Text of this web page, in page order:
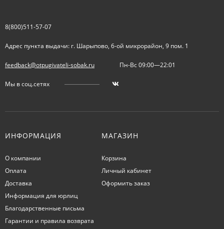
8(800)511-57-07
Адрес пункта выдачи: г. Шарыпово, 6-ой микрорайон, 9 пом. 1
feedback@otpugivateli-sobak.ru Пн-Вс 09:00—22:01
Мы в соц.сетях
ИНФОРМАЦИЯ
О компании
Оплата
Доставка
Информация для юрлиц
Благодарственные письма
Гарантии и правила возврата
МАГАЗИН
Корзина
Личный кабинет
Оформить заказ